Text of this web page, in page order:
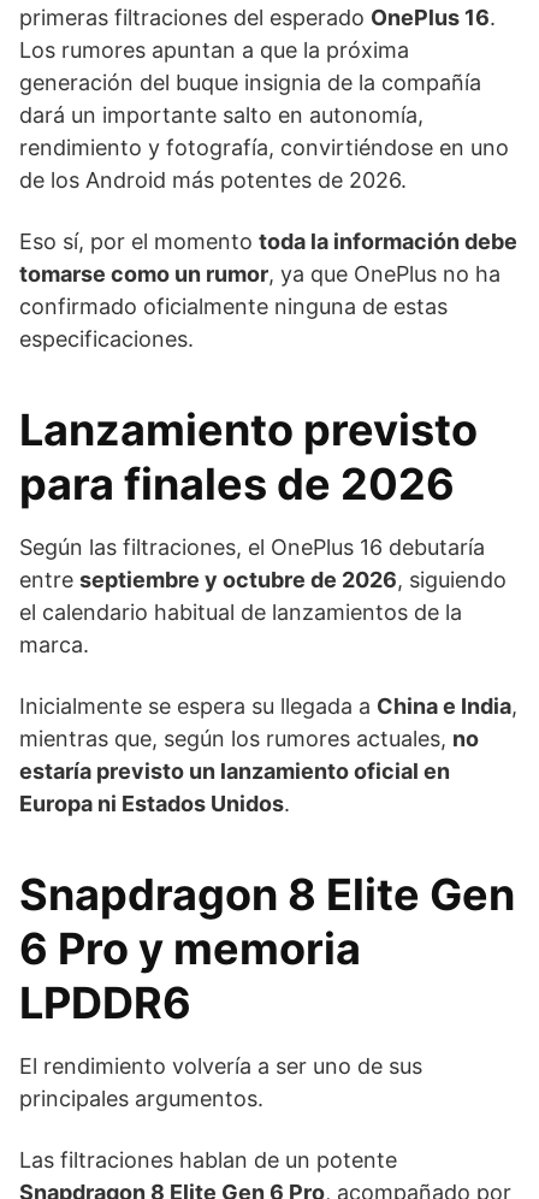
primeras filtraciones del esperado OnePlus 16.
Los rumores apuntan a que la próxima
generación del buque insignia de la compañía
dará un importante salto en autonomía,
rendimiento y fotografía, convirtiéndose en uno
de los Android más potentes de 2026.
Eso sí, por el momento toda la información debe
tomarse como un rumor, ya que OnePlus no ha
confirmado oficialmente ninguna de estas
especificaciones.
Lanzamiento previsto
para finales de 2026
Según las filtraciones, el OnePlus 16 debutaría
entre septiembre y octubre de 2026, siguiendo
el calendario habitual de lanzamientos de la
marca.
Inicialmente se espera su llegada a China e India,
mientras que, según los rumores actuales, no
estaría previsto un lanzamiento oficial en
Europa ni Estados Unidos.
Snapdragon 8 Elite Gen
6 Pro y memoria
LPDDR6
El rendimiento volvería a ser uno de sus
principales argumentos.
Las filtraciones hablan de un potente
Snapdragon 8 Elite Gen 6 Pro, acompañado por